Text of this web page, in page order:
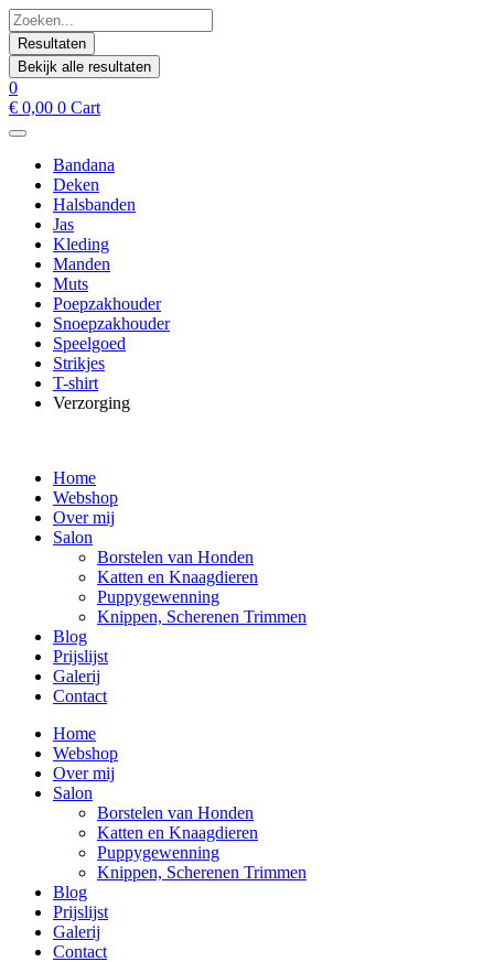
Spring
naar
de
inhoud
Search
...Resultaten
Bekijk alle resultaten
0
€ 0,00 0 Cart
Bandana
Deken
Halsbanden
Jas
Kleding
Manden
Muts
Poepzakhouder
Snoepzakhouder
Speelgoed
Strikjes
T-shirt
Verzorging
Home
Webshop
Over mij
Salon
Borstelen van Honden
Katten en Knaagdieren
Puppygewenning
Knippen, Scherenen Trimmen
Blog
Prijslijst
Galerij
Contact
Home
Webshop
Over mij
Salon
Borstelen van Honden
Katten en Knaagdieren
Puppygewenning
Knippen, Scherenen Trimmen
Blog
Prijslijst
Galerij
Contact